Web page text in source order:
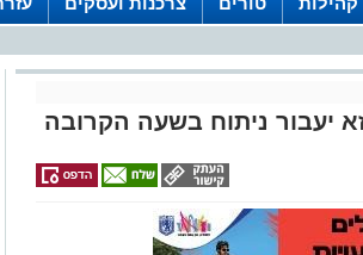
יעבור ניתוח בשעה הקרובה